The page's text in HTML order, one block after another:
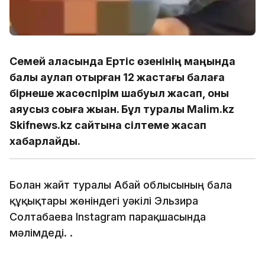
Семей қаласында Ертіс өзенінің маңында
балық аулап отырған 12 жастағы балаға
бірнеше жасөспірім шабуыл жасап, оны
аяусыз соққыға жыққан. Бұл туралы Malim.kz
Skifnews.kz cайтына сілтеме жасап
хабарлайды.
Болған жайт туралы Абай облысының бала
құқықтары жөніндегі уәкілі Эльзира
Солтабаева Instagram парақшасында
мәлімдеді. .